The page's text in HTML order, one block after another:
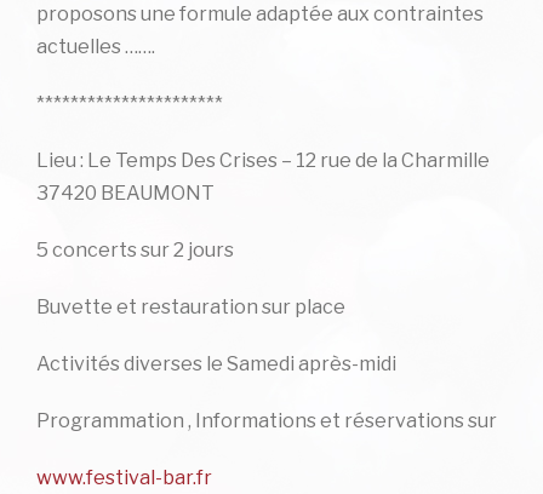
proposons une formule adaptée aux contraintes
actuelles …….
**********************
Lieu : Le Temps Des Crises – 12 rue de la Charmille
37420 BEAUMONT
5 concerts sur 2 jours
Buvette et restauration sur place
Activités diverses le Samedi après-midi
Programmation , Informations et réservations sur
www.festival-bar.fr